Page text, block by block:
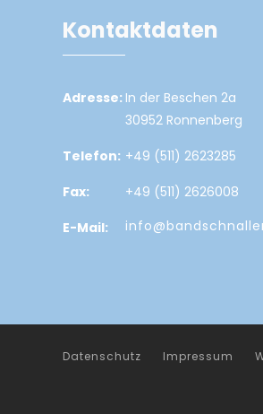
Kontaktdaten
Adresse: In der Beschen 2a
30952 Ronnenberg
Telefon: +49 (511) 2623285
Fax:
+49 (511) 2626008
E-Mail:
Datenschutz Impressum